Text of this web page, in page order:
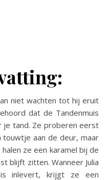
niet wachten tot hij eruit
dat de Tandenmuis
je tand. Ze proberen eerst
aan de deur, maar
ze een karamel bij de
blijft zitten. Wanneer Julia
inlevert, krijgt ze een